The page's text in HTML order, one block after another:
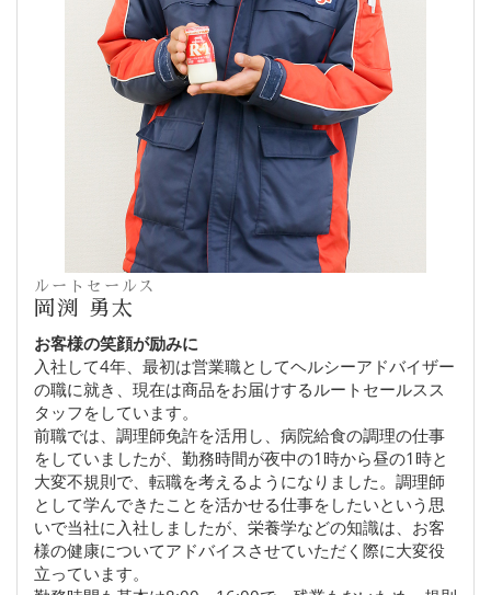
ルートセールス
岡渕 勇太
お客様の笑顔が励みに
入社して4年、最初は営業職としてヘルシーアドバイザー
の職に就き、現在は商品をお届けするルートセールスス
タッフをしています。
前職では、調理師免許を活用し、病院給食の調理の仕事
をしていましたが、勤務時間が夜中の1時から昼の1時と
大変不規則で、転職を考えるようになりました。調理師
として学んできたことを活かせる仕事をしたいという思
いで当社に入社しましたが、栄養学などの知識は、お客
様の健康についてアドバイスさせていただく際に大変役
立っています。